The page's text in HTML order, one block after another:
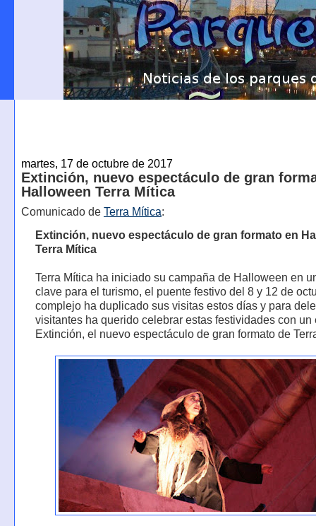
martes, 17 de octubre de 2017
Extinción, nuevo espectáculo de gran
Halloween Terra Mítica
Comunicado de Terra Mítica:
Extinción, nuevo espectáculo de gran formato en
Terra Mítica
Terra Mítica ha iniciado su campaña de Halloween en
clave para el turismo, el puente festivo del 8 y 12 de
complejo ha duplicado sus visitas estos días y para
visitantes ha querido celebrar estas festividades con un
Extinción, el nuevo espectáculo de gran formato de